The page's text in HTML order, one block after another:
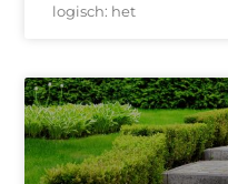
logisch: het